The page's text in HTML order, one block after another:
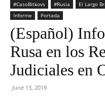
#CasoBitkovs #Rusia El Largo
Informe
Portada
(Español)
Rusa en los
Judiciales en
June 13, 2019